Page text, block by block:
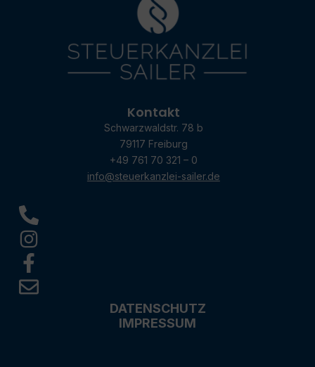
Kontakt
Schwarzwaldstr. 78 b
79117 Freiburg
+49 761 70 321 – 0
info@steuerkanzlei-sailer.de
DATENSCHUTZ
IMPRESSUM